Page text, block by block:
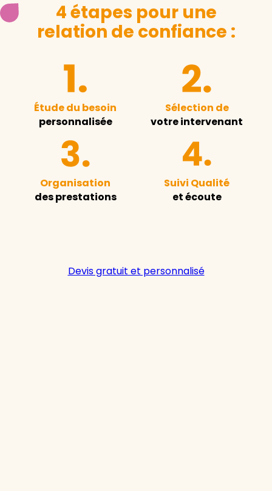
4 étapes pour une
relation de confiance :
Étude du besoin
personnalisée
Sélection de
votre intervenant
Organisation
des prestations
Suivi Qualité
et écoute
Devis gratuit et personnalisé